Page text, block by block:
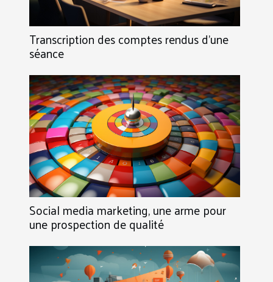
Transcription des comptes rendus d’une
séance
Social media marketing, une arme pour
une prospection de qualité